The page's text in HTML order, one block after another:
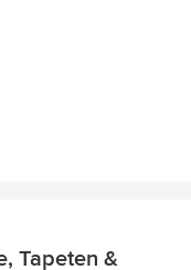
Tapeten &